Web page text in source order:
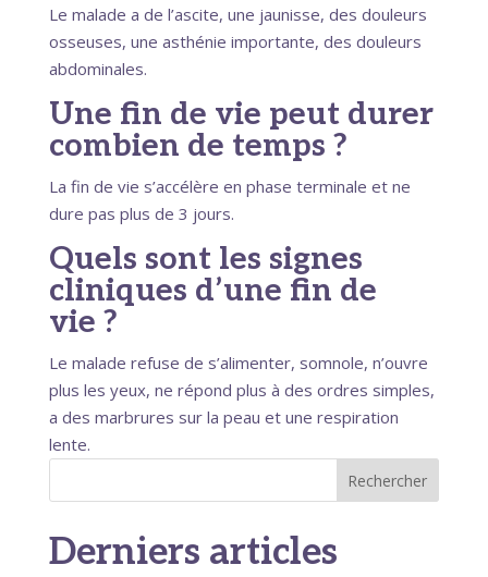
Le malade a de l’ascite, une jaunisse, des douleurs
osseuses, une asthénie importante, des douleurs
abdominales.
Une fin de vie peut durer
combien de temps ?
La fin de vie s’accélère en phase terminale et ne
dure pas plus de 3 jours.
Quels sont les signes
cliniques d’une fin de
vie ?
Le malade refuse de s’alimenter, somnole, n’ouvre
plus les yeux, ne répond plus à des ordres simples,
a des marbrures sur la peau et une respiration
lente.
Rechercher
Derniers articles